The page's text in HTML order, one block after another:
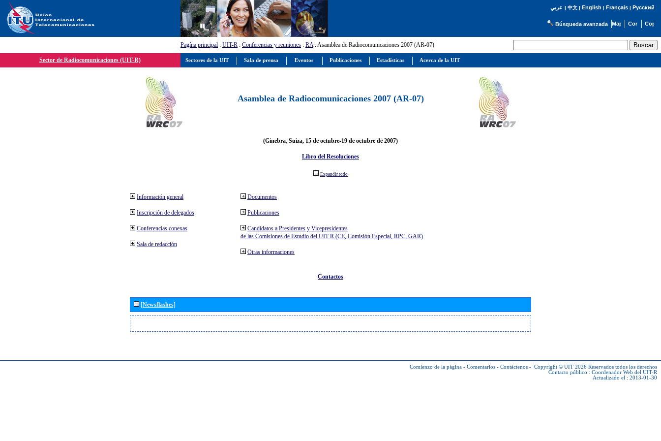
عربي | 中文| English | Français| Русский
Búsqueda avanzada
Pagína principal : UIT-R : Conferencias y reuniones : RA: Asamblea de Radiocomunicaciones 2007 (AR-07)
Sector de Radiocomunicaciones (UIT-R)
Asamblea de Radiocomunicaciones 2007 (AR-07)
(Ginebra, Suiza, 15 de octubre-19 de octubre de 2007)
Libro del Resoluciones
Expandir todo
Información general
Inscripción de delegados
Conferencias conexas
Sala de redacción
Documentos
Publicaciones
Candidatos a Presidentes y Vicepresidentes
de las Comisiones de Estudio del UIT R (CE, Comisión Especial, RPC, GAR)
Otras informaciones
Contactos
[Newsflashes]
Comienzo de la página - Comentarios - Contáctenos - Copyright © UIT 2026 Reservados todos los derechos
Contacto público : Coordenador Web del UIT-R
Actualizado el : 2013-01-30
Sectores de la UIT Sala de prensa Eventos Publicaciones Estadísticas Acerca de la UIT